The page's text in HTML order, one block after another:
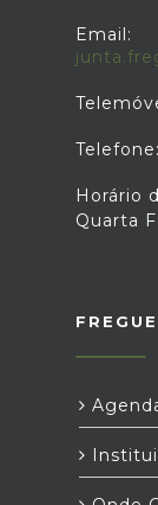
Email:
Telefone:
Horário
Quarta